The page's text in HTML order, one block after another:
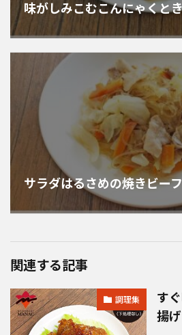
味がしみこむこんにゃくと
サラダはるさめの焼きビー
関連する記事
調理集
す
揚